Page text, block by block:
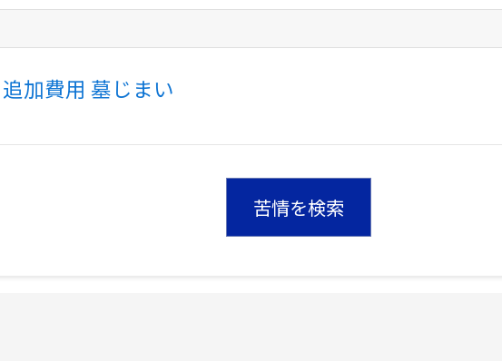
追加費用 墓じまい
苦情を検索